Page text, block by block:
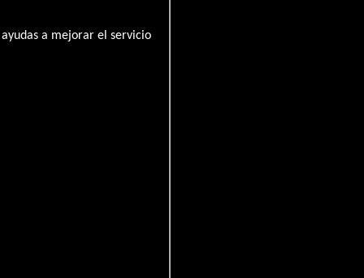
a mejorar el servicio